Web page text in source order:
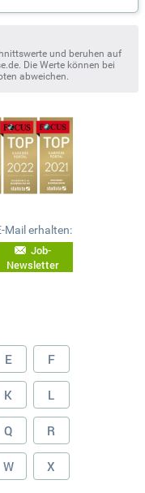
und beruhen auf
Die Werte können bei
abweichen.
Mail erhalten:
Job-
Newsletter
E F
K L
Q R
W X